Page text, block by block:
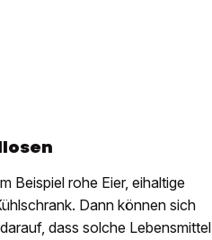
Beispiel rohe Eier, eihaltige
Dann können sich
dass solche Lebensmittel